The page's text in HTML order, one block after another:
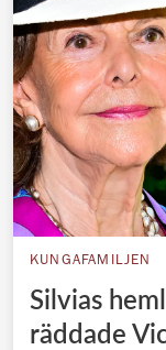
KUNGAFAMILJEN
Silvias
räddade